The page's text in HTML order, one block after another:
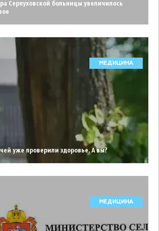
Серпуховской больницы увеличилось
МЕДИЦИНА
уже проверили здоровье. А вы?
МЕДИЦИНА